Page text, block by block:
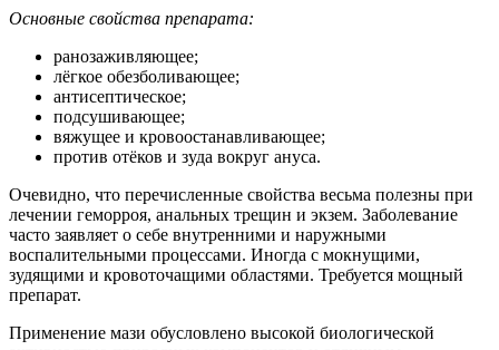
Основные свойства препарата:
ранозаживляющее;
лёгкое обезболивающее;
антисептическое;
подсушивающее;
вяжущее и кровоостанавливающее;
против отёков и зуда вокруг ануса.
Очевидно, что перечисленные свойства весьма полезны при
лечении геморроя, анальных трещин и экзем. Заболевание
часто заявляет о себе внутренними и наружными
воспалительными процессами. Иногда с мокнущими,
зудящими и кровоточащими областями. Требуется мощный
препарат.
Применение мази обусловлено высокой биологической